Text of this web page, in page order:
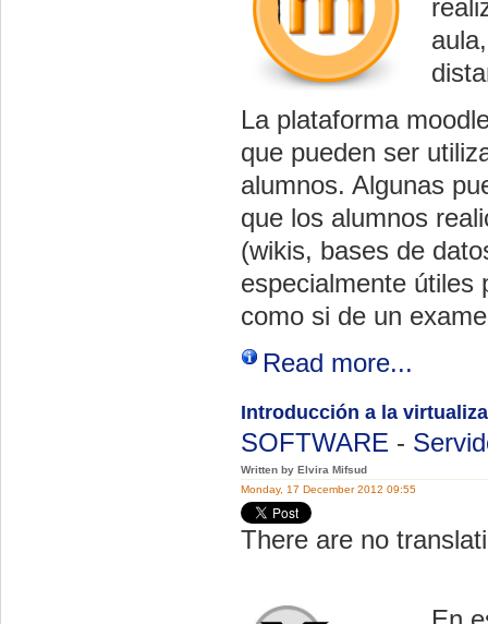
La plataforma
que pueden ser
alumnos. Algunas
que los alumnos
(wikis, bases de
especialmente útiles
como si de un
Read more...
Introducción a la
SOFTWARE -
Written by Elvira Mifsud
Monday, 17 December 2012 09:55
There are no